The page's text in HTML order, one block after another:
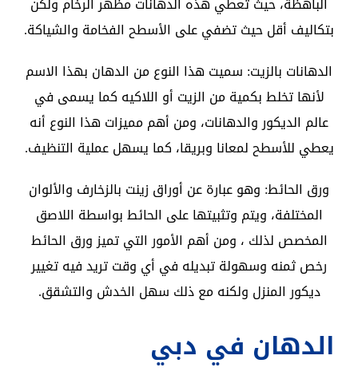
بتكاليف أقل حيث تضفي على الأسطح الفخامة والشياكة.
الدهانات بالزيت: سميت هذا النوع من الدهان بهذا الاسم
لأنها تخلط بكمية من الزيت أو اللاكيه كما يسمى في
عالم الديكور والدهانات، ومن أهم مميزات هذا النوع أنه
يعطي للأسطح لمعانا وبريقا، كما يسهل عملية التنظيف.
ورق الحائط: وهو عبارة عن أوراق زينت بالزخارف والألوان
المختلفة، ويتم وتثبيتها على الحائط بواسطة اللاصق
المخصص لذلك ، ومن أهم الأمور التي تميز ورق الحائط
رخص ثمنه وسهولة تبديله في أي وقت تريد فيه تغيير
ديكور المنزل ولكنه مع ذلك سهل الخدش والتشقق.
الدهان في دبي